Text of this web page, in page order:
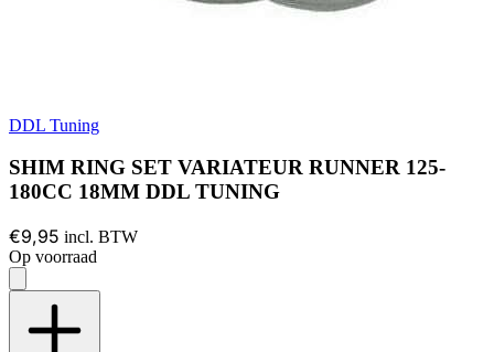
DDL Tuning
SHIM RING SET VARIATEUR RUNNER 125-
180CC 18MM DDL TUNING
€9,95 incl. BTW
Op voorraad